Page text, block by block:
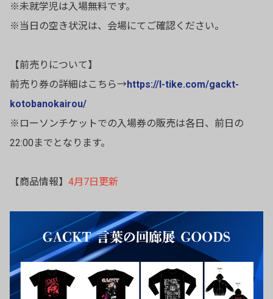
※未就学児は入場無料です。
※当日の空き状況は、会場にてご確認ください。
【前売りについて】
前売り券の詳細はこちら→ https://l-tike.com/gackt-
kotobanokairou/
※ローソンチケットでの入場券の販売は各日、前日の
22:00までとなります。
【商品情報】 4月7日更新